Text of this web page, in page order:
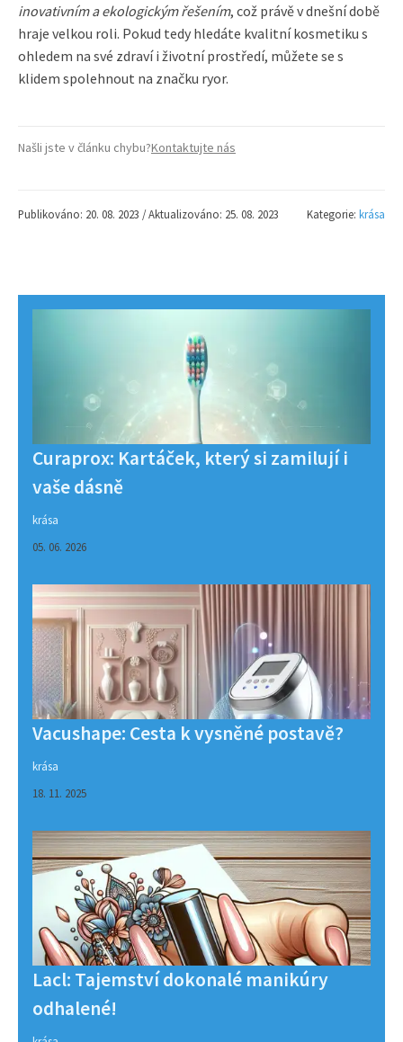
inovativním a ekologickým řešením, což právě v dnešní době
hraje velkou roli. Pokud tedy hledáte kvalitní kosmetiku s
ohledem na své zdraví i životní prostředí, můžete se s
klidem spolehnout na značku ryor.
Našli jste v článku chybu?Kontaktujte nás
Publikováno: 20. 08. 2023 / Aktualizováno: 25. 08. 2023 Kategorie: krása
Curaprox: Kartáček, který si zamilují i
vaše dásně
krása
05. 06. 2026
Vacushape: Cesta k vysněné postavě?
krása
18. 11. 2025
Lacl: Tajemství dokonalé manikúry
odhalené!